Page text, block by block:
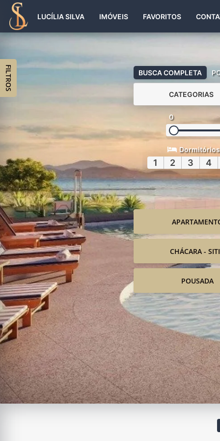
LUCÍLIA SILVA IMÓVEIS FAVORITOS
BUSCA COMPLETA
CATEGORIAS
0
Dormitórios
1 2 3 4
CHÁCARA -
POUSADA
FILTROS